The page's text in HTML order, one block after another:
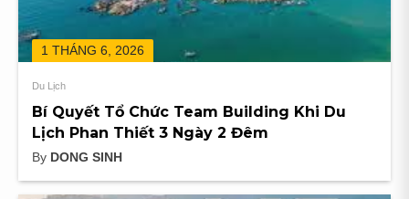
1 THÁNG 6, 2026
Du Lịch
Bí Quyết Tổ Chức Team Building Khi Du
Lịch Phan Thiết 3 Ngày 2 Đêm
By DONG SINH